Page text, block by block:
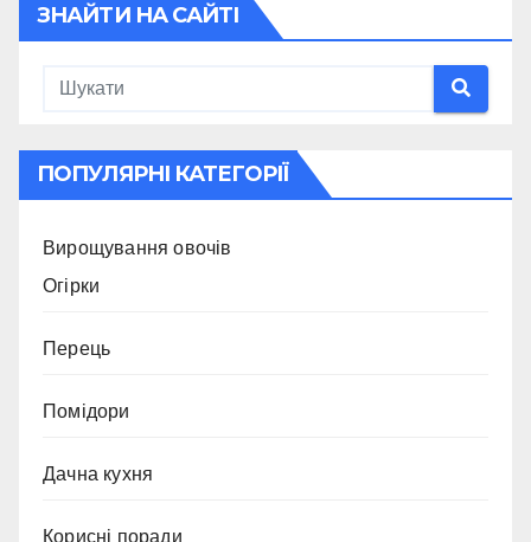
ЗНАЙТИ НА САЙТІ
ПОПУЛЯРНІ КАТЕГОРІЇ
Вирощування овочів
Огірки
Перець
Помідори
Дачна кухня
Корисні поради